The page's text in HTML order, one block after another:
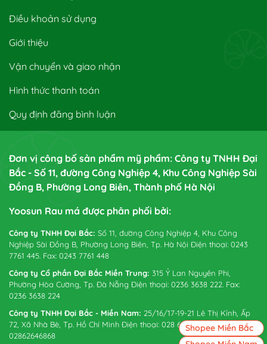
Điều khoản sử dụng
Giới thiệu
Vận chuyển và giao nhận
Hình thức thanh toán
Quy định đăng bình luận
Đơn vị công bố sản phẩm mỹ phẩm: Công ty TNHH Đại
Bắc - Số 11, đường Công Nghiệp 4, Khu Công Nghiệp Sài
Đồng B, Phường Long Biên, Thành phố Hà Nội
Yoosun Rau má được phân phối bởi:
Công ty TNHH Đại Bắc: Số 11, đường Công Nghiệp 4, Khu Công
Nghiệp Sài Đồng B, Phường Long Biên, Tp. Hà Nội Điện thoại: 0243
7761 445. Fax: 0243 7761 448
Công ty Cổ phần Đại Bắc Miền Trung: 315 Ỷ Lan Nguyên Phi,
Phường Hòa Cường, Tp. Đà Nẵng Điện thoại: 0236 3638 222. Fax:
0236 3638 224
Công ty TNHH Đại Bắc - Miền Nam: 25/16/17-19-21 Lê Thị Kỉnh, Ấp
72, Xã Nhà Bè, Tp. Hồ Chí Minh Điện thoại: 028 6265 0738. Fax:
02862646868
Shopee Miền Bắc